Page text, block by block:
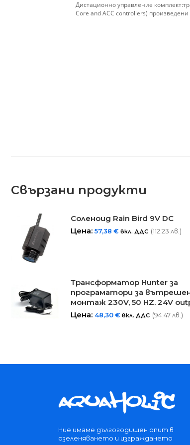
Дистационно управление
Core and ACC controllers) произведени
Свързани продукти
Соленоид Rain Bird 9V DC
Цена:57,38€ вкл. ДДС (112.23 лв.)
Трансформатор Hunter за
програматори за
монтаж 230V, 50 HZ. 24V
Цена: 48,30€ вкл. ДДС (94.47 лв.)
Ние имаме дългогодишен опит в
озеленяването и изграждането